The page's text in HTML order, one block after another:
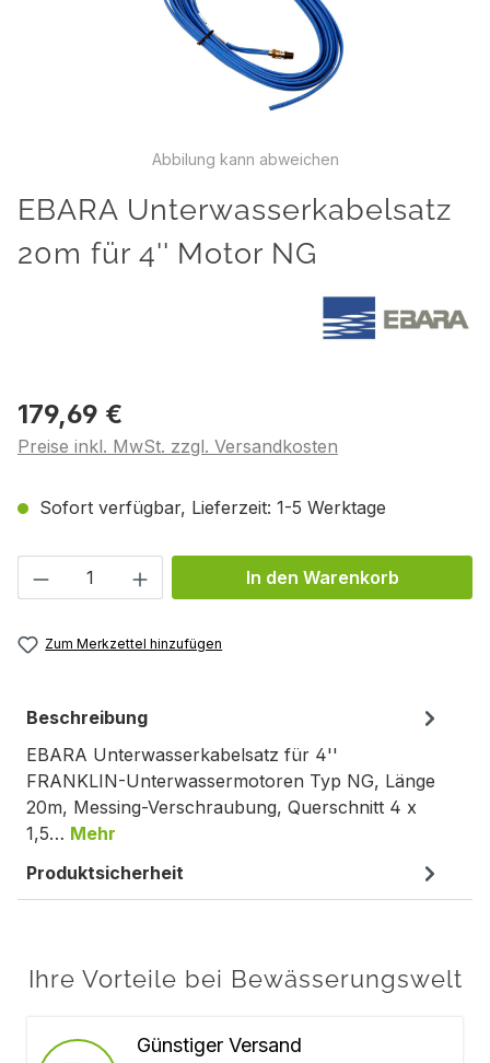
Abbilung kann abweichen
EBARA Unterwasserkabelsatz
20m für 4'' Motor NG
179,69 €
Preise inkl. MwSt. zzgl. Versandkosten
Sofort verfügbar, Lieferzeit: 1-5 Werktage
Produkt Anzahl: Gib den gewünschten
In den Warenkorb
Zum Merkzettel hinzufügen
Beschreibung
EBARA Unterwasserkabelsatz für 4''
FRANKLIN-Unterwassermotoren Typ NG, Länge
20m, Messing-Verschraubung, Querschnitt 4 x
1,5… Mehr
Produktsicherheit
Ihre Vorteile bei Bewässerungswelt
Günstiger Versand